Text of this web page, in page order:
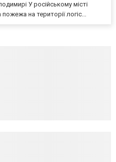
У російському місті
на території логіс...